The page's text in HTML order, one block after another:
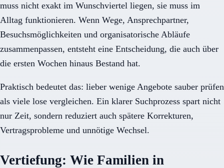
muss nicht exakt im Wunschviertel liegen, sie muss im
Alltag funktionieren. Wenn Wege, Ansprechpartner,
Besuchsmöglichkeiten und organisatorische Abläufe
zusammenpassen, entsteht eine Entscheidung, die auch über
die ersten Wochen hinaus Bestand hat.
Praktisch bedeutet das: lieber wenige Angebote sauber prüfen
als viele lose vergleichen. Ein klarer Suchprozess spart nicht
nur Zeit, sondern reduziert auch spätere Korrekturen,
Vertragsprobleme und unnötige Wechsel.
Vertiefung: Wie Familien in